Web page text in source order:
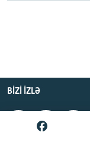
BIZI IZLƏ